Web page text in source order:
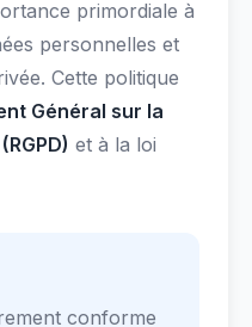
primordiale à
personnelles et
Cette politique
Général sur la
et à la loi
conforme